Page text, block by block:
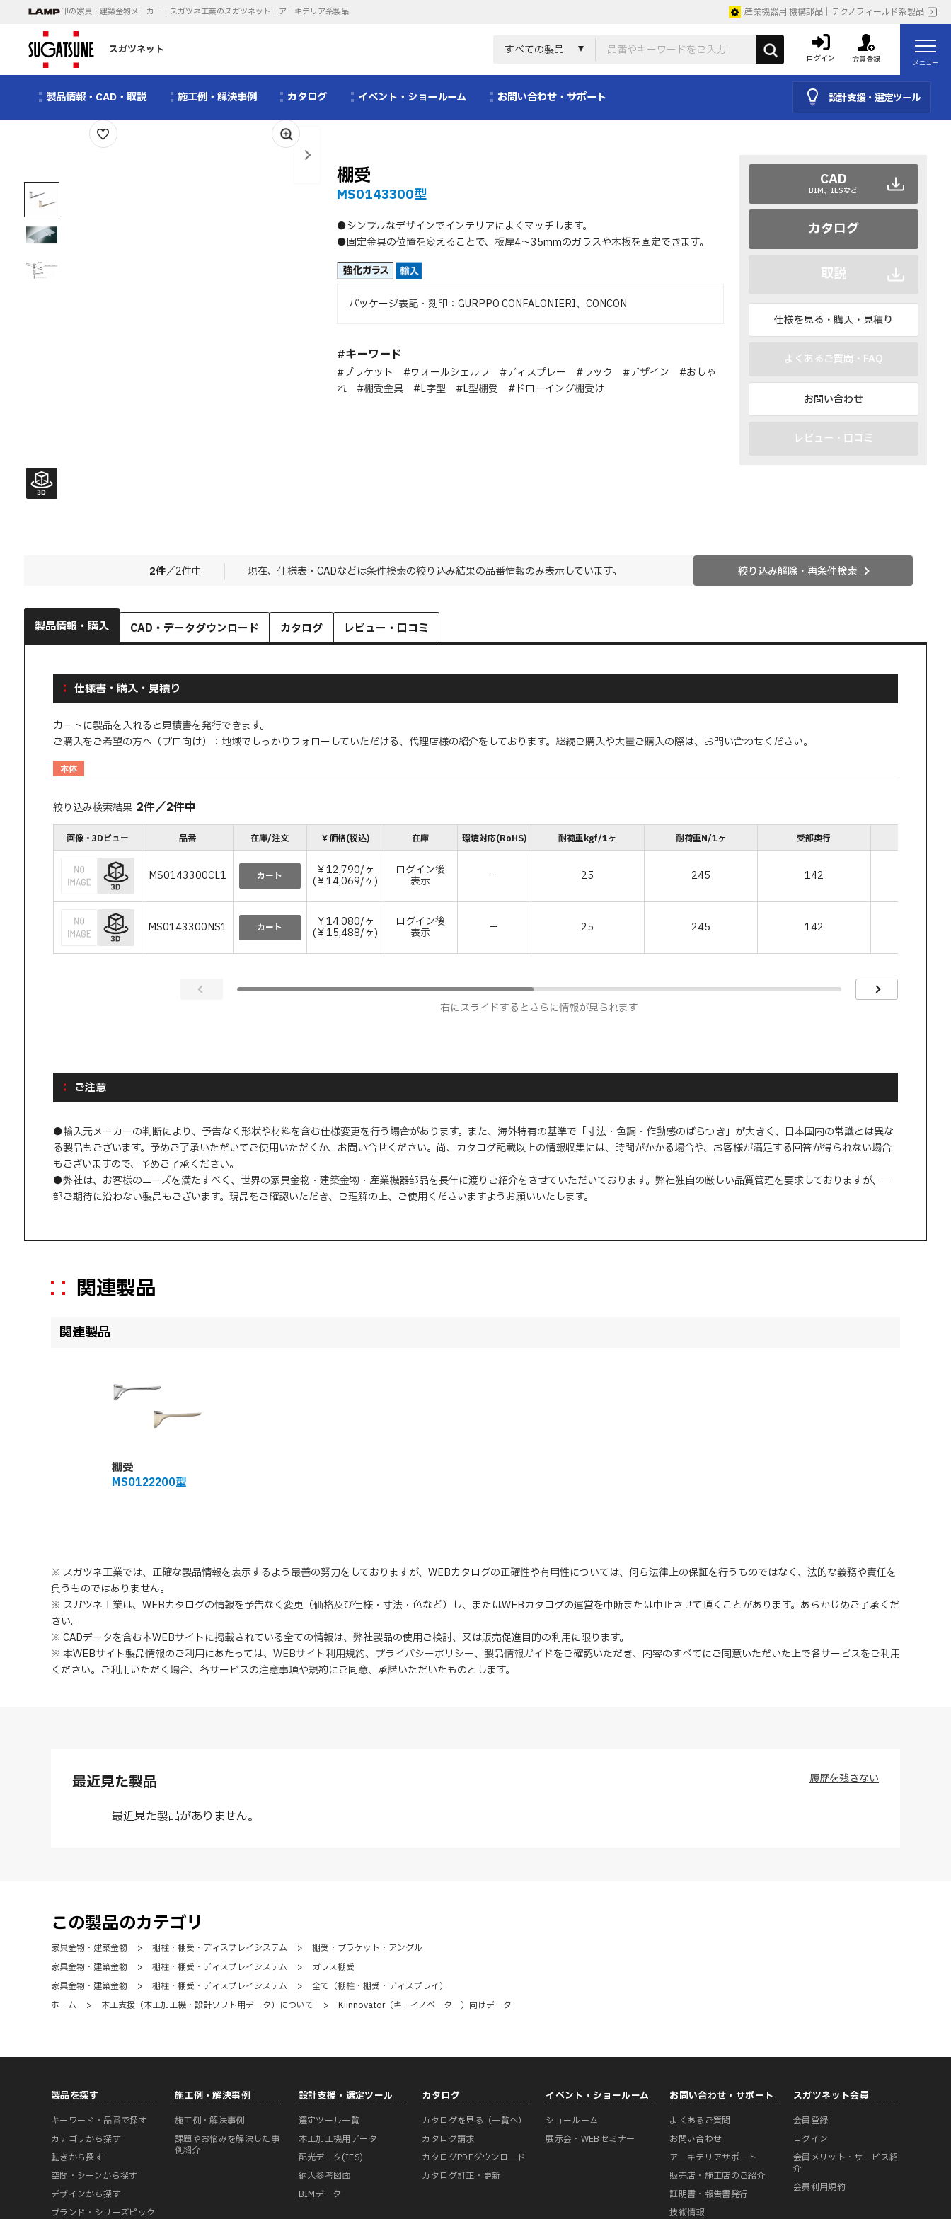
印の家具・建築金物メーカー｜スガツネ工業のスガツネット｜アーキテリア系製品 産業機器用 機構部品｜テクノフィールド系製品
スガツネット すべての製品
ログイン 会員登録 メニュー
製品情報・CAD・取説 施工例・解決事例 カタログ イベント・ショールーム お問い合わせ・サポート 設計支援・選定ツール
棚受
MS0143300型
●シンプルなデザインでインテリアによくマッチします。
●固定金具の位置を変えることで、板厚4～35mmのガラスや木板を固定できます。
パッケージ表記・刻印：GURPPO CONFALONIERI、CONCON
#キーワード
#ブラケット #ウォールシェルフ #ディスプレー #ラック #デザイン #おしゃ
れ #棚受金具 #L字型 #L型棚受 #ドローイング棚受け
CAD
BIM、IESなど
カタログ
取説
仕様を見る・購入・見積り
よくあるご質問・FAQ
お問い合わせ
レビュー・口コミ
2件／2件中 現在、仕様表・CADなどは条件検索の絞り込み結果の品番情報のみ表示しています。 絞り込み解除・再条件検索
製品情報・購入 CAD・データダウンロード カタログ レビュー・口コミ
仕様書・購入・見積り
カートに製品を入れると見積書を発行できます。
ご購入をご希望の方へ（プロ向け）：地域でしっかりフォローしていただける、代理店様の紹介をしております。継続ご購入や大量ご購入の際は、お問い合わせください。
本体
絞り込み検索結果 2件／2件中
画像・3Dビュー 品番 在庫/注文 ￥価格(税込) 在庫 環境対応(RoHS) 耐荷重kgf/1ヶ 耐荷重N/1ヶ 受部奥行
MS0143300CL1 カート ￥12,790/ヶ
(￥14,069/ヶ)
ログイン後
表示 － 25 245 142
MS0143300NS1 カート ￥14,080/ヶ
(￥15,488/ヶ)
ログイン後
表示 － 25 245 142
右にスライドするとさらに情報が見られます
ご注意
●輸入元メーカーの判断により、予告なく形状や材料を含む仕様変更を行う場合があります。また、海外特有の基準で「寸法・色調・作動感のばらつき」が大きく、日本国内の常識とは異な
る製品もございます。予めご了承いただいてご使用いただくか、お問い合せください。尚、カタログ記載以上の情報収集には、時間がかかる場合や、お客様が満足する回答が得られない場合
もございますので、予めご了承ください。
●弊社は、お客様のニーズを満たすべく、世界の家具金物・建築金物・産業機器部品を長年に渡りご紹介をさせていただいております。弊社独自の厳しい品質管理を要求しておりますが、一
部ご期待に沿わない製品もございます。現品をご確認いただき、ご理解の上、ご使用くださいますようお願いいたします。
関連製品
関連製品
棚受
MS0122200型
※ スガツネ工業では、正確な製品情報を表示するよう最善の努力をしておりますが、WEBカタログの正確性や有用性については、何ら法律上の保証を行うものではなく、法的な義務や責任を
負うものではありません。
※ スガツネ工業は、WEBカタログの情報を予告なく変更（価格及び仕様・寸法・色など）し、またはWEBカタログの運営を中断または中止させて頂くことがあります。あらかじめご了承くだ
さい。
※ CADデータを含む本WEBサイトに掲載されている全ての情報は、弊社製品の使用ご検討、又は販売促進目的の利用に限ります。
※ 本WEBサイト製品情報のご利用にあたっては、 WEBサイト利用規約、 プライバシーポリシー、 製品情報ガイドをご確認いただき、内容のすべてにご同意いただいた上で各サービスをご利用
ください。ご利用いただく場合、各サービスの注意事項や規約にご同意、 承諾いただいたものとします。
最近見た製品
最近見た製品がありません。
履歴を残さない
この製品のカテゴリ
家具金物・建築金物 > 棚柱・棚受・ディスプレイシステム >
棚受・ブラケット・アングル
家具金物・建築金物
> 棚柱・棚受・ディスプレイシステム >
ガラス棚受
家具金物・建築金物
> 棚柱・棚受・ディスプレイシステム >
全て（棚柱・棚受・ディスプレイ）
ホーム
> 木工支援（木工加工機・設計ソフト用データ）について > Kiinnovator（キーイノベーター）向けデータ
製品を探す
キーワード・品番で探す
カテゴリから探す
動きから探す
空間・シーンから探す
デザインから探す
ブランド・シリーズピック
施工例・解決事例
施工例・解決事例
課題やお悩みを解決した事
例紹介
設計支援・選定ツール
選定ツール一覧
木工加工機用データ
配光データ(IES)
納入参考図面
BIMデータ
カタログ
カタログを見る（一覧へ）
カタログ請求
カタログPDFダウンロード
カタログ訂正・更新
イベント・ショールーム
ショールーム
展示会・WEBセミナー
お問い合わせ・サポート
よくあるご質問
お問い合わせ
アーキテリアサポート
販売店・施工店のご紹介
証明書・報告書発行
技術情報
スガツネット会員
会員登録
ログイン
会員メリット・サービス紹
介
会員利用規約